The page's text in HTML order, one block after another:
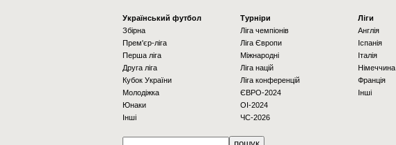
Українcький футбол
Збірна
Прем'єр-ліга
Перша ліга
Друга ліга
Кубок України
Молодіжка
Юнаки
Інші
Турніри
Ліга чемпіонів
Ліга Європи
Міжнародні
Ліга націй
Ліга конференцій
ЄВРО-2024
OI-2024
ЧС-2026
Ліги
Англія
Іспанія
Італія
Німеччина
Франція
Інші